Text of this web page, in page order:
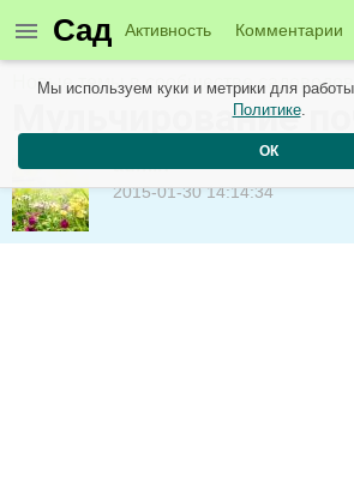
Сад Активность Комментарии
Новые темы в сообществе
Мульчирование
admin
2015-01-30 14:14:34
Мы используем куки и метрики для
Политике.
ОК